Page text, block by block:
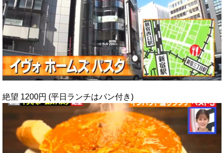
絶望 1200円 (平日ランチはパン付き)